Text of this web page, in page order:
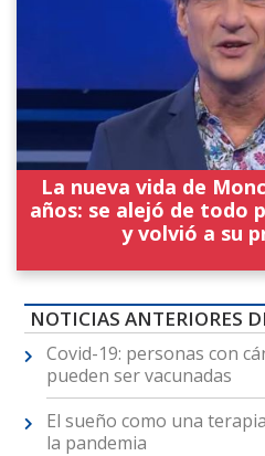
La nueva vida de
años: se alejó de todo
y volvió a su
NOTICIAS ANTERIORES
Covid-19: personas con
pueden ser vacunadas
El sueño como una
la pandemia